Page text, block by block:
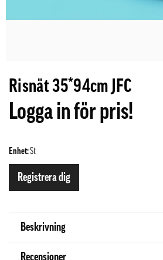
Risnät 35*94cm JFC
Logga in för pris!
Enhet:St
Registrera dig
Beskrivning
Recensioner